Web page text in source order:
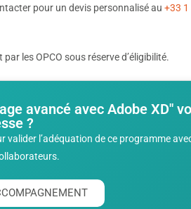
pour un devis personnalisé au +33 1
les OPCO sous réserve d’éligibilité.
avancé avec Adobe XD"
?
valider l’adéquation de ce programme